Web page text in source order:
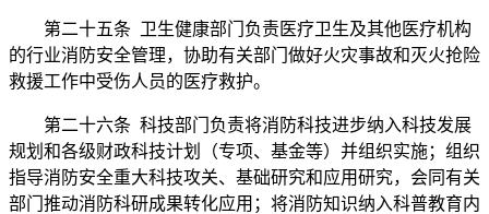
第二十五条 卫生健康部门负责医疗卫生及其他医疗机构
的行业消防安全管理，协助有关部门做好火灾事故和灭火抢险
救援工作中受伤人员的医疗救护。
第二十六条 科技部门负责将消防科技进步纳入科技发展
规划和各级财政科技计划（专项、基金等）并组织实施；组织
指导消防安全重大科技攻关、基础研究和应用研究，会同有关
部门推动消防科研成果转化应用；将消防知识纳入科普教育内